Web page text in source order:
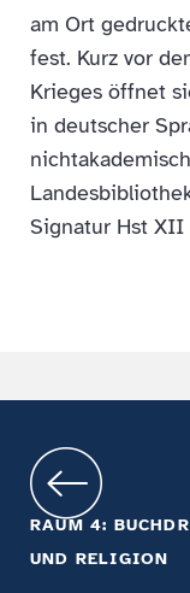
am Ort
fest. Kurz vor
Krieges öffnet
in deutscher
Signatur Hst XII
RAUM 4:
UND RELIGION